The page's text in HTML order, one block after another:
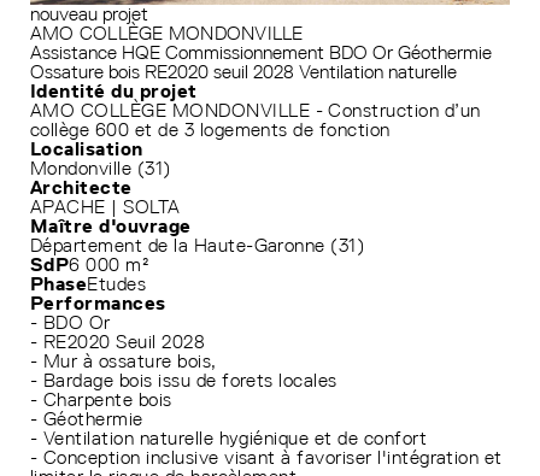
nouveau projet
AMO COLLÈGE MONDONVILLE
Assistance HQE Commissionnement BDO Or Géothermie
Ossature bois RE2020 seuil 2028 Ventilation naturelle
Identité du projet
AMO COLLÈGE MONDONVILLE - Construction d’un
collège 600 et de 3 logements de fonction
Localisation
Mondonville (31)
Architecte
APACHE | SOLTA
Maître d'ouvrage
Département de la Haute-Garonne (31)
SdP6 000 m²
PhaseEtudes
Performances
- BDO Or
- RE2020 Seuil 2028
- Mur à ossature bois,
- Bardage bois issu de forets locales
- Charpente bois
- Géothermie
- Ventilation naturelle hygiénique et de confort
- Conception inclusive visant à favoriser l'intégration et